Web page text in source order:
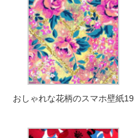
おしゃれな花柄のスマホ壁紙19